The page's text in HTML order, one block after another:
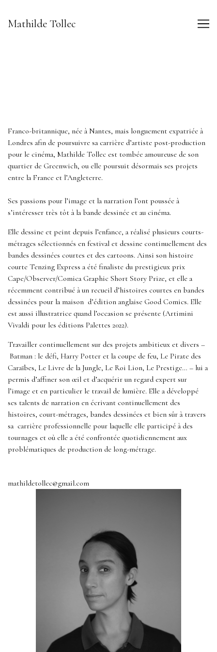
Content
Mathilde Tollec
Franco-britannique, née à Nantes, mais longuement expatriée à
Londres afin de poursuivre sa carrière d’artiste post-production
pour le cinéma, Mathilde Tollec est tombée amoureuse de son
quartier de Greenwich, ou elle poursuit désormais ses projets
entre la France et l’Angleterre.
Ses passions pour l’image et la narration l’ont poussée à
s’intéresser très tôt à la bande dessinée et au cinéma.
Elle dessine et peint depuis l’enfance, a réalisé plusieurs courts-
métrages sélectionnés en festival et dessine continuellement des
bandes dessinées courtes et des cartoons. Ainsi son histoire
courte Tenzing Express a été finaliste du prestigieux prix
Cape/Observer/Comica Graphic Short Story Prize, et elle a
récemment contribué à un recueil d’histoires courtes en bandes
dessinées pour la maison d’édition anglaise Good Comics. Elle
est aussi illustratrice quand l’occasion se présente (Artimini
Vivaldi pour les éditions Palettes 2022).
Travailler continuellement sur des projets ambitieux et divers –
Batman : le défi, Harry Potter et la coupe de feu, Le Pirate des
Caraïbes, Le Livre de la Jungle, Le Roi Lion, Le Prestige… – lui a
permis d’affiner son œil et d’acquérir un regard expert sur
l’image et en particulier le travail de lumière. Elle a développé
ses talents de narration en écrivant continuellement des
histoires, court-métrages, bandes dessinées et bien sûr à travers
sa carrière professionnelle pour laquelle elle participé à des
tournages et où elle a été confrontée quotidiennement aux
problématiques de production de long-métrage.
mathildetollec@gmail.com